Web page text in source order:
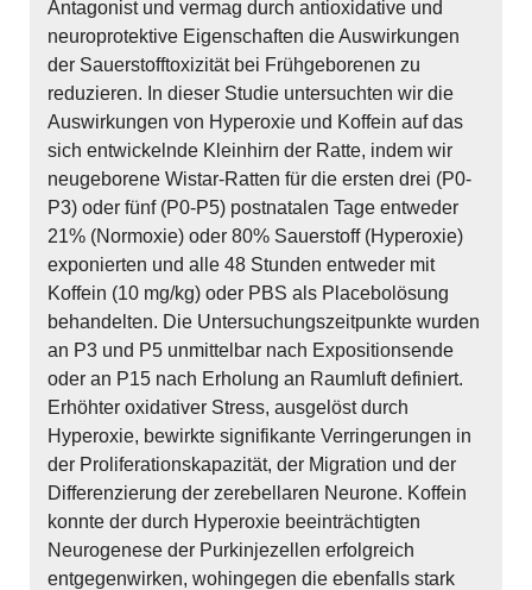
Antagonist und vermag durch antioxidative und
neuroprotektive Eigenschaften die Auswirkungen
der Sauerstofftoxizität bei Frühgeborenen zu
reduzieren. In dieser Studie untersuchten wir die
Auswirkungen von Hyperoxie und Koffein auf das
sich entwickelnde Kleinhirn der Ratte, indem wir
neugeborene Wistar-Ratten für die ersten drei (P0-
P3) oder fünf (P0-P5) postnatalen Tage entweder
21% (Normoxie) oder 80% Sauerstoff (Hyperoxie)
exponierten und alle 48 Stunden entweder mit
Koffein (10 mg/kg) oder PBS als Placebolösung
behandelten. Die Untersuchungszeitpunkte wurden
an P3 und P5 unmittelbar nach Expositionsende
oder an P15 nach Erholung an Raumluft definiert.
Erhöhter oxidativer Stress, ausgelöst durch
Hyperoxie, bewirkte signifikante Verringerungen in
der Proliferationskapazität, der Migration und der
Differenzierung der zerebellaren Neurone. Koffein
konnte der durch Hyperoxie beeinträchtigten
Neurogenese der Purkinjezellen erfolgreich
entgegenwirken, wohingegen die ebenfalls stark